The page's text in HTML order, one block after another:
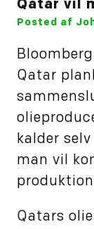
Qatar vil
Posted af
Qatar
kalder
man vil
Qatars